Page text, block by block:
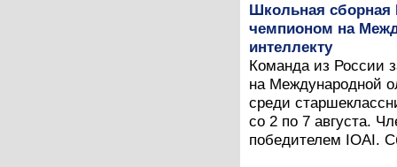
Школьная сборная
чемпионом на
интеллекту
Команда из России
на Международной
среди
со 2 по 7 августа.
победителем IOAI.